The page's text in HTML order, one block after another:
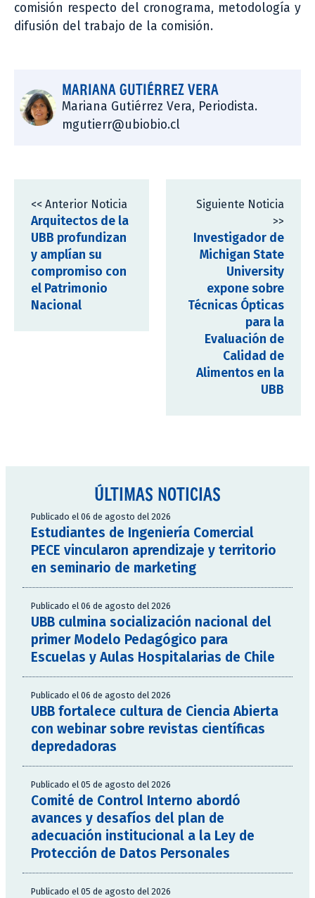
comisión respecto del cronograma, metodología y
difusión del trabajo de la comisión.
MARIANA GUTIÉRREZ VERA
Mariana Gutiérrez Vera, Periodista.
mgutierr@ubiobio.cl
<< Anterior Noticia
Arquitectos de la
UBB profundizan
y amplían su
compromiso con
el Patrimonio
Nacional
Siguiente Noticia
>>
Investigador de
Michigan State
University
expone sobre
Técnicas Ópticas
para la
Evaluación de
Calidad de
Alimentos en la
UBB
ÚLTIMAS NOTICIAS
Publicado el 06 de agosto del 2026
Estudiantes de Ingeniería Comercial
PECE vincularon aprendizaje y territorio
en seminario de marketing
Publicado el 06 de agosto del 2026
UBB culmina socialización nacional del
primer Modelo Pedagógico para
Escuelas y Aulas Hospitalarias de Chile
Publicado el 06 de agosto del 2026
UBB fortalece cultura de Ciencia Abierta
con webinar sobre revistas científicas
depredadoras
Publicado el 05 de agosto del 2026
Comité de Control Interno abordó
avances y desafíos del plan de
adecuación institucional a la Ley de
Protección de Datos Personales
Publicado el 05 de agosto del 2026